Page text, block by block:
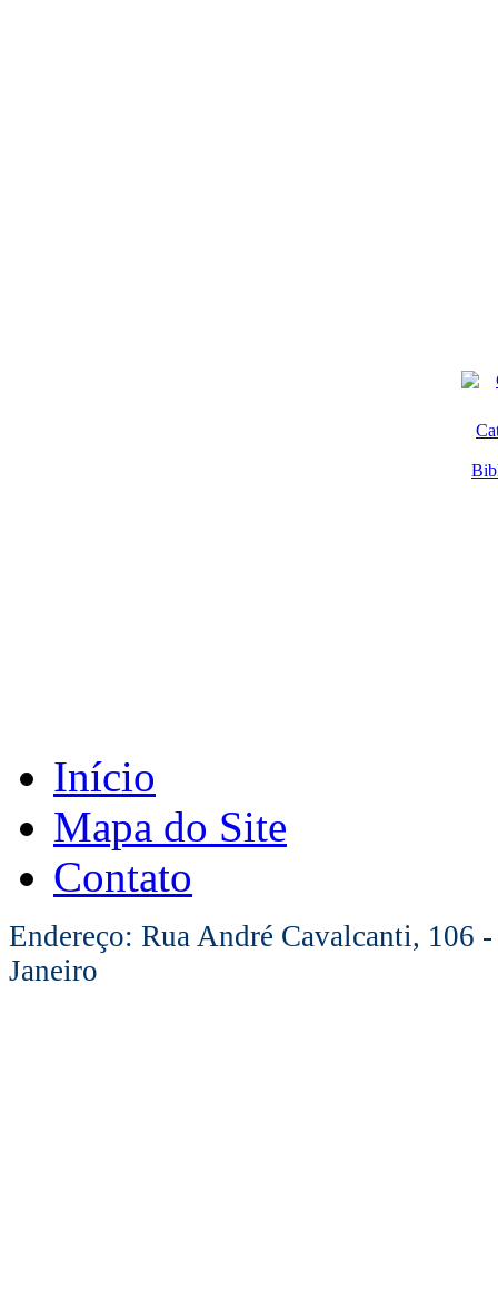
Início
Mapa do Site
Contato
Endereço: Rua André Cavalcanti, 106
Janeiro